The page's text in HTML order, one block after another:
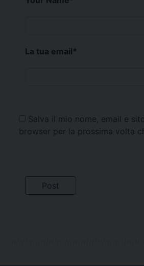
La tua email*
Salva il mio nome, email e
browser per la prossima volta